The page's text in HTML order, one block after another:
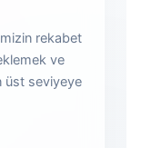
rekabet
ve
üst seviyeye